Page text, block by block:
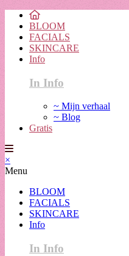
BLOOM
FACIALS
SKINCARE
Info
In Info
~ Mijn verhaal
~ Blog
Gratis
×
Menu
BLOOM
FACIALS
SKINCARE
Info
In Info